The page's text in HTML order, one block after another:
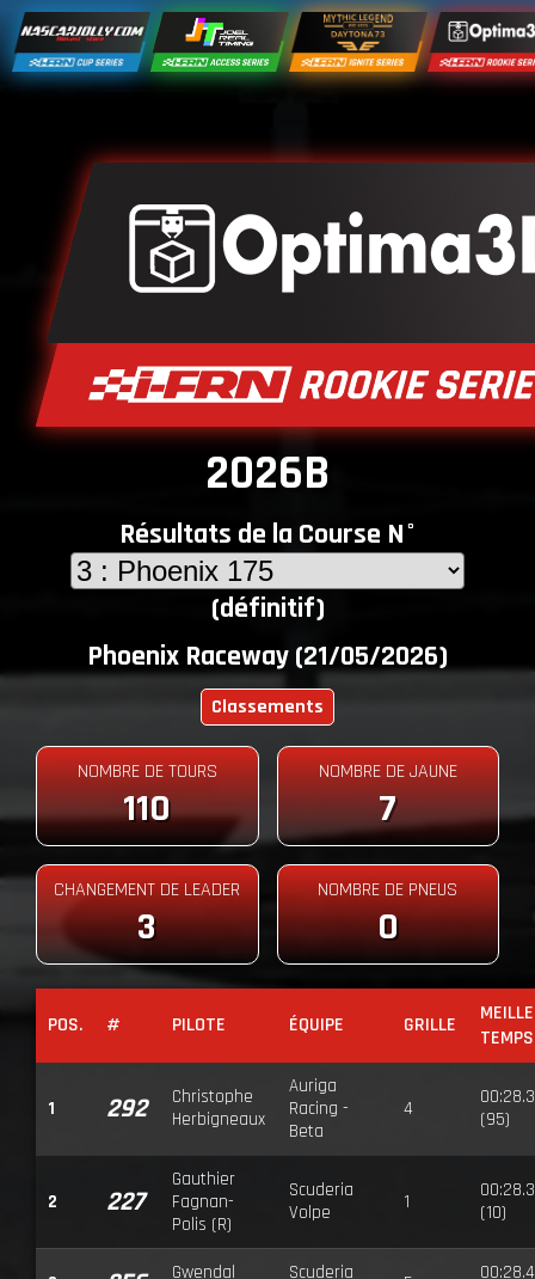
2026B
Résultats de la Course N°
(définitif)
Phoenix Raceway (21/05/2026)
Classements
NOMBRE DE TOURS
110
NOMBRE DE JAUNE
7
CHANGEMENT DE LEADER
3
NOMBRE DE PNEUS
0
POS. # PILOTE ÉQUIPE GRILLE
TEMPS
1 292
Christophe
Herbigneaux
Auriga
Racing -
Beta
4
(95)
2 227
Gauthier
Fagnan-
Polis (R)
Scuderia
Volpe
1
(10)
Gwendal
Scuderia